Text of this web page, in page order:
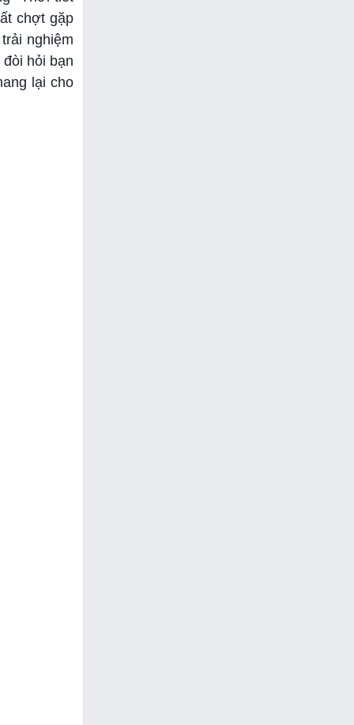
chợt gặp
nghiệm
hỏi bạn
lại cho